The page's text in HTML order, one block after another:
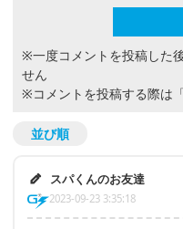
※一度コメントを投稿した
せん
※コメントを投稿する際は
並び順
スパくんのお友達
2023-09-23 3:35:18